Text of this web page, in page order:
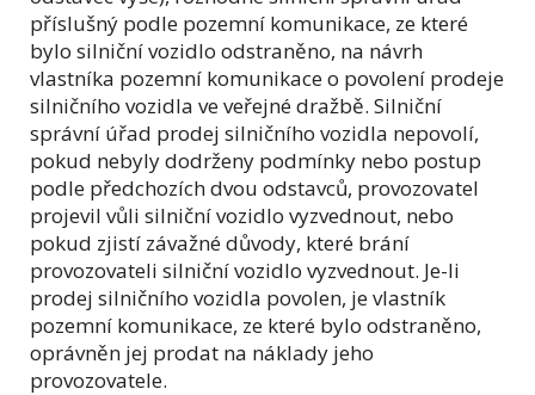
příslušný podle pozemní komunikace, ze které
bylo silniční vozidlo odstraněno, na návrh
vlastníka pozemní komunikace o povolení prodeje
silničního vozidla ve veřejné dražbě. Silniční
správní úřad prodej silničního vozidla nepovolí,
pokud nebyly dodrženy podmínky nebo postup
podle předchozích dvou odstavců, provozovatel
projevil vůli silniční vozidlo vyzvednout, nebo
pokud zjistí závažné důvody, které brání
provozovateli silniční vozidlo vyzvednout. Je-li
prodej silničního vozidla povolen, je vlastník
pozemní komunikace, ze které bylo odstraněno,
oprávněn jej prodat na náklady jeho
provozovatele.